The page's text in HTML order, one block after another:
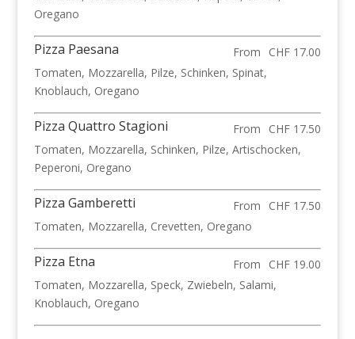
Oregano
Pizza Paesana From
CHF 17.00
Tomaten, Mozzarella, Pilze, Schinken, Spinat,
Knoblauch, Oregano
Pizza Quattro Stagioni From
CHF 17.50
Tomaten, Mozzarella, Schinken, Pilze, Artischocken,
Peperoni, Oregano
Pizza Gamberetti From
CHF 17.50
Tomaten, Mozzarella, Crevetten, Oregano
Pizza Etna From
CHF 19.00
Tomaten, Mozzarella, Speck, Zwiebeln, Salami,
Knoblauch, Oregano